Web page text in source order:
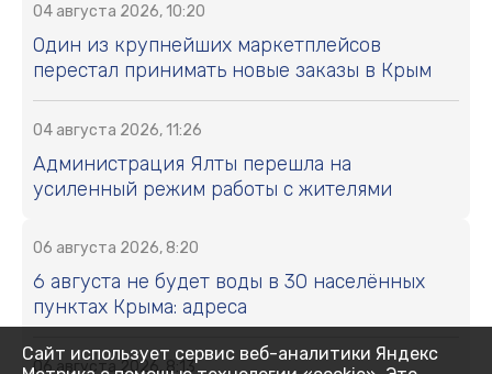
04 августа 2026, 10:20
Один из крупнейших маркетплейсов
перестал принимать новые заказы в Крым
04 августа 2026, 11:26
Администрация Ялты перешла на
усиленный режим работы с жителями
06 августа 2026, 8:20
6 августа не будет воды в 30 населённых
пунктах Крыма: адреса
06 августа 2026, 8:13
Сайт использует сервис веб-аналитики Яндекс